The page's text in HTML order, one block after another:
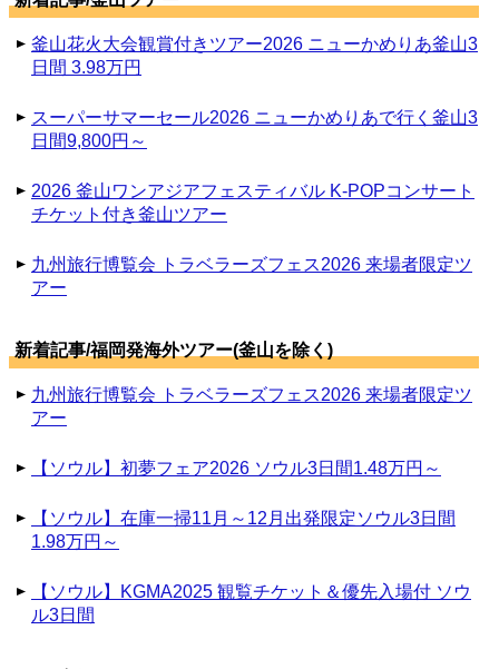
釜山花火大会観賞付きツアー2026 ニューかめりあ釜山3
日間 3.98万円
スーパーサマーセール2026 ニューかめりあで行く釜山3
日間9,800円～
2026 釜山ワンアジアフェスティバル K-POPコンサート
チケット付き釜山ツアー
九州旅行博覧会 トラベラーズフェス2026 来場者限定ツ
アー
新着記事/福岡発海外ツアー(釜山を除く)
九州旅行博覧会 トラベラーズフェス2026 来場者限定ツ
アー
【ソウル】初夢フェア2026 ソウル3日間1.48万円～
【ソウル】在庫一掃11月～12月出発限定ソウル3日間
1.98万円～
【ソウル】KGMA2025 観覧チケット＆優先入場付 ソウ
ル3日間